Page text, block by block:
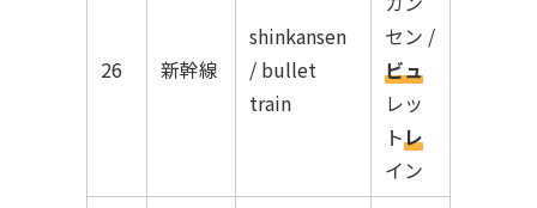
26 新幹線
shinkansen
/ bullet
train
セン /
ビュ
レッ
トレ
イン